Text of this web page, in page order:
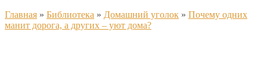
Главная » Библиотека » Домашний уголок » Почему одних
манит дорога, а других – уют дома?